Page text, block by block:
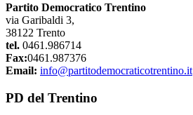
Partito Democratico Trentino
via Garibaldi 3,
38122 Trento
tel. 0461.986714
Fax:0461.987376
Email: info@partitodemocraticotrentino.it
PD del Trentino